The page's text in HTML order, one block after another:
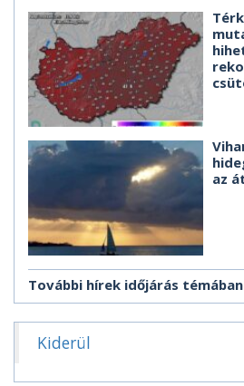
az
További hírek időjárás témában
Kiderül